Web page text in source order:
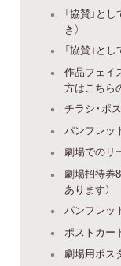
「協賛」と
き）
「協賛」と
作品フェイ
方はこちら
チラシ・ポ
パンフレッ
劇場でのリ
劇場招待券
あります）
パンフレッ
ポストカー
劇場用ポス